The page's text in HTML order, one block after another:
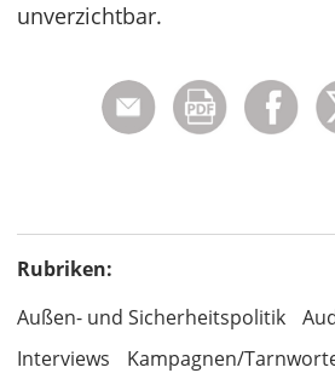
unverzichtbar.
Rubriken:
Außen- und Sicherheitspolitik
Interviews
Kampagnen/